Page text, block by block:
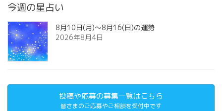
今週の星占い
8月10日(月)～8月16(日)の運勢
2026年8月4日
投稿や応募の募集一覧はこちら
皆さまのご応募やご相談を受付中です